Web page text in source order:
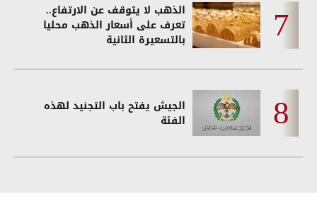
الذهب لا يتوقف عن الارتفاع..
تعرف على أسعار الذهب محليا
بالتسعيرة الثانية
الجيش يفتح باب التجنيد لهذه
الفئة